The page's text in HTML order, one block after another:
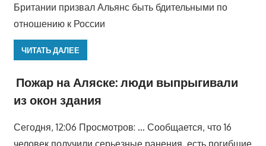
Британии призвал Альянс быть бдительными по
отношению к России
ЧИТАТЬ ДАЛЕЕ
Пожар на Аляске: люди выпрыгивали
из окон здания
Сегодня, 12:06 Просмотров: … Сообщается, что 16
человек получили серьезные ранения, есть погибшие